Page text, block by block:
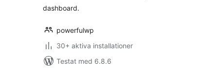
dashboard.
powerfulwp
30+ aktiva installationer
Testat med 6.8.6